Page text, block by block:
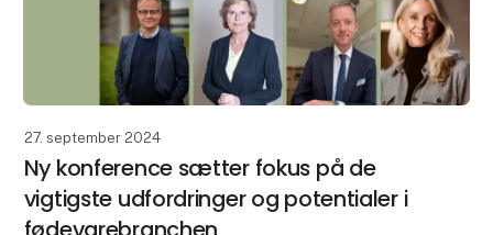
27. september 2024
Ny konference sætter fokus på de
vigtigste udfordringer og potentialer i